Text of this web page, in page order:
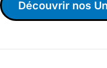
Découvrir nos